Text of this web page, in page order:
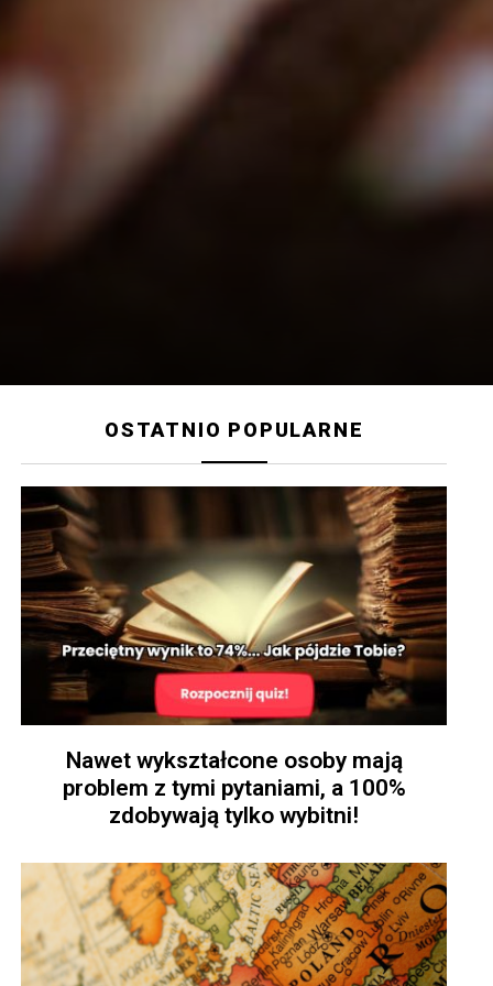
OSTATNIO POPULARNE
Nawet wykształcone osoby mają
problem z tymi pytaniami, a 100%
zdobywają tylko wybitni!